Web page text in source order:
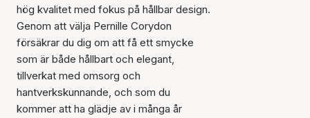
hög kvalitet med fokus på hållbar design.
Genom att välja Pernille Corydon
försäkrar du dig om att få ett smycke
som är både hållbart och elegant,
tillverkat med omsorg och
hantverkskunnande, och som du
kommer att ha glädje av i många år